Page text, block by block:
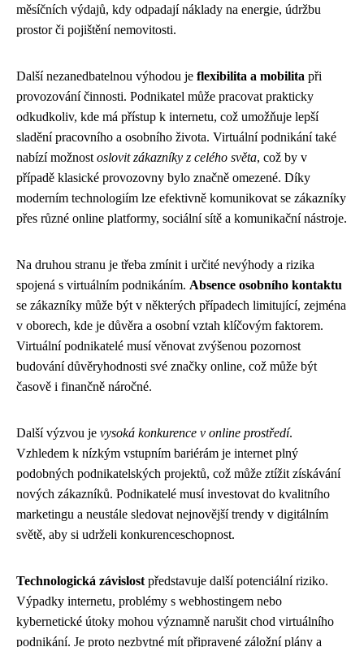
měsíčních výdajů, kdy odpadají náklady na energie, údržbu
prostor či pojištění nemovitosti.
Další nezanedbatelnou výhodou je flexibilita a mobilita při
provozování činnosti. Podnikatel může pracovat prakticky
odkudkoliv, kde má přístup k internetu, což umožňuje lepší
sladění pracovního a osobního života. Virtuální podnikání také
nabízí možnost oslovit zákazníky z celého světa, což by v
případě klasické provozovny bylo značně omezené. Díky
moderním technologiím lze efektivně komunikovat se zákazníky
přes různé online platformy, sociální sítě a komunikační nástroje.
Na druhou stranu je třeba zmínit i určité nevýhody a rizika
spojená s virtuálním podnikáním. Absence osobního kontaktu
se zákazníky může být v některých případech limitující, zejména
v oborech, kde je důvěra a osobní vztah klíčovým faktorem.
Virtuální podnikatelé musí věnovat zvýšenou pozornost
budování důvěryhodnosti své značky online, což může být
časově i finančně náročné.
Další výzvou je vysoká konkurence v online prostředí.
Vzhledem k nízkým vstupním bariérám je internet plný
podobných podnikatelských projektů, což může ztížit získávání
nových zákazníků. Podnikatelé musí investovat do kvalitního
marketingu a neustále sledovat nejnovější trendy v digitálním
světě, aby si udrželi konkurenceschopnost.
Technologická závislost představuje další potenciální riziko.
Výpadky internetu, problémy s webhostingem nebo
kybernetické útoky mohou významně narušit chod virtuálního
podnikání. Je proto nezbytné mít připravené záložní plány a